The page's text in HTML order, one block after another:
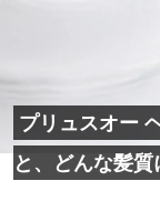
プリュスオー
と、どんな髪